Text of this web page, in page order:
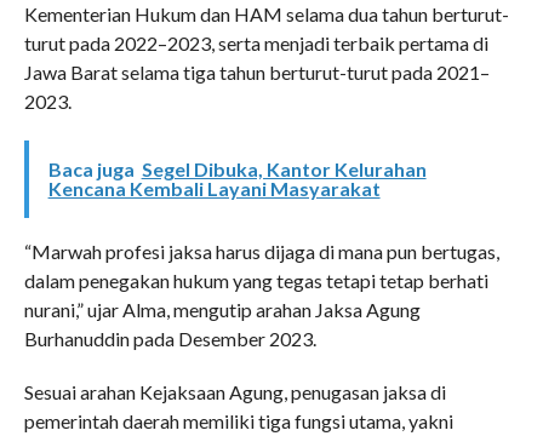
Kementerian Hukum dan HAM selama dua tahun berturut-
turut pada 2022–2023, serta menjadi terbaik pertama di
Jawa Barat selama tiga tahun berturut-turut pada 2021–
2023.
Baca juga Segel Dibuka, Kantor Kelurahan
Kencana Kembali Layani Masyarakat
“Marwah profesi jaksa harus dijaga di mana pun bertugas,
dalam penegakan hukum yang tegas tetapi tetap berhati
nurani,” ujar Alma, mengutip arahan Jaksa Agung
Burhanuddin pada Desember 2023.
Sesuai arahan Kejaksaan Agung, penugasan jaksa di
pemerintah daerah memiliki tiga fungsi utama, yakni